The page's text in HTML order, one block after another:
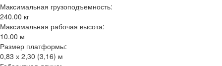
Максимальная грузоподъемность:
240.00 кг
Максимальная рабочая высота:
10.00 м
Размер платформы:
0,83 х 2,30 (3,16) м